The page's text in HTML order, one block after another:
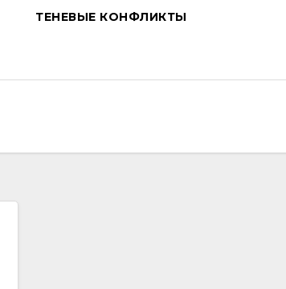
ТЕНЕВЫЕ КОНФЛИКТЫ